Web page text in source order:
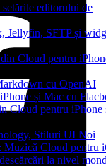
editorului de
Jellyfin, SFTP și
Cloud pentru
cu OpenAI
și Mac cu
Cloud pentru iPhone
Stiluri UI Noi
Muzică Cloud pentru
la nivel